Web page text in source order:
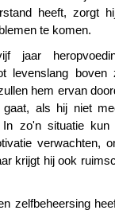
heeft, zorgt
te komen.
jaar
levenslang boven
hem ervan
gaat, als hij niet
In zo'n situatie
verwachten,
krijgt hij ook
zelfbeheersing